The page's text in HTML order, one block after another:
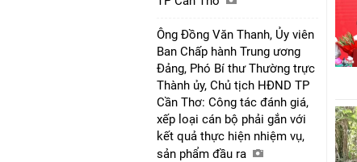
Ông Đồng Văn Thanh, Ủy viên
Ban Chấp hành Trung ương
Đảng, Phó Bí thư Thường trực
Thành ủy, Chủ tịch HĐND TP
Cần Thơ: Công tác đánh giá,
xếp loại cán bộ phải gắn với
kết quả thực hiện nhiệm vụ,
sản phẩm đầu ra